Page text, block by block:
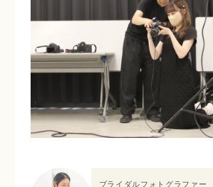
ブライダルフォトグラファー